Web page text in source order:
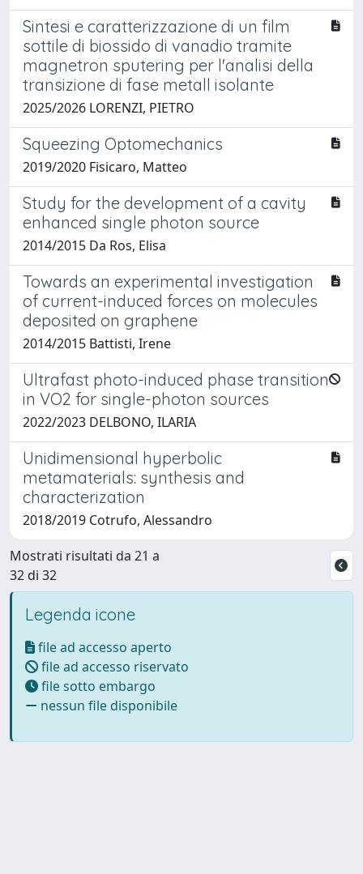
Sintesi e caratterizzazione di un film
sottile di biossido di vanadio tramite
magnetron sputering per l'analisi della
transizione di fase metall isolante
2025/2026 LORENZI, PIETRO
Squeezing Optomechanics
2019/2020 Fisicaro, Matteo
Study for the development of a cavity
enhanced single photon source
2014/2015 Da Ros, Elisa
Towards an experimental investigation
of current-induced forces on molecules
deposited on graphene
2014/2015 Battisti, Irene
Ultrafast photo-induced phase transition
in VO2 for single-photon sources
2022/2023 DELBONO, ILARIA
Unidimensional hyperbolic
metamaterials: synthesis and
characterization
2018/2019 Cotrufo, Alessandro
Mostrati risultati da 21 a
32 di 32
Legenda icone
file ad accesso aperto
file ad accesso riservato
file sotto embargo
nessun file disponibile